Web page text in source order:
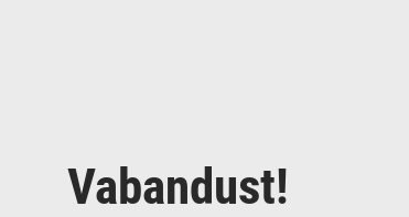
Vabandust!